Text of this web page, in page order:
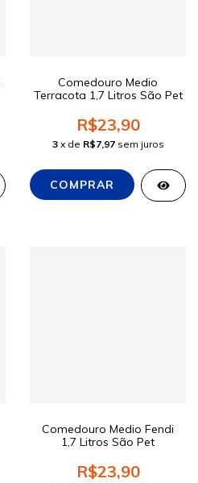
Comedouro Medio
Terracota 1,7 Litros São Pet
R$23,90
3 x de R$7,97 sem juros
Comedouro Medio Fendi
1,7 Litros São Pet
R$23,90